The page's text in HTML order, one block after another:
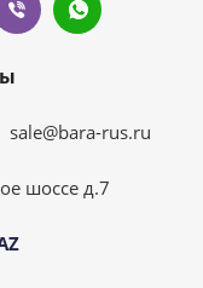
sale@bara-rus.ru
шоссе д.7